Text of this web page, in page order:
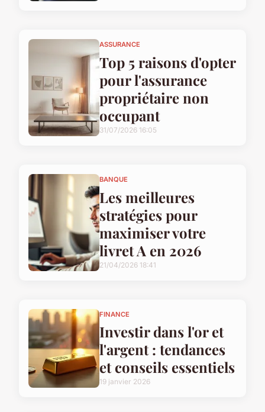
ASSURANCE
Top 5 raisons d'opter
pour l'assurance
propriétaire non
occupant
31/07/2026 16:05
BANQUE
Les meilleures
stratégies pour
maximiser votre
livret A en 2026
21/04/2026 18:41
FINANCE
Investir dans l'or et
l'argent : tendances
et conseils essentiels
19 janvier 2026